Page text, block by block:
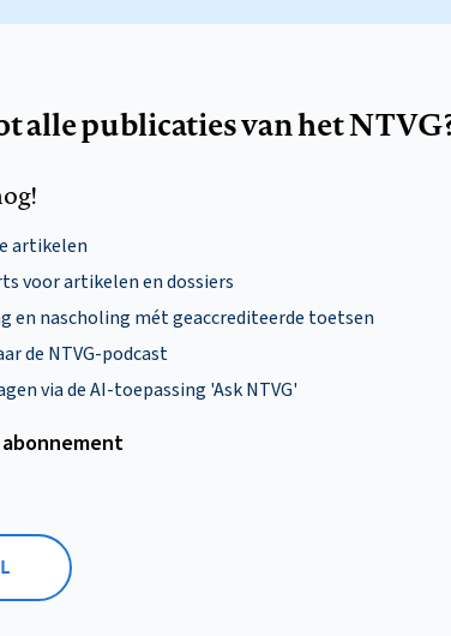
alle publicaties van het
artikelen
voor artikelen en dossiers
en nascholing mét geaccrediteerde toetsen
de NTVG-podcast
via de AI-toepassing 'Ask NTVG'